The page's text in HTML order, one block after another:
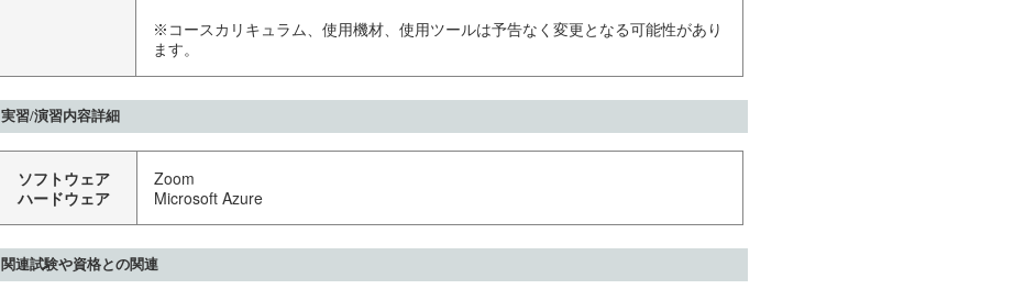
※コースカリキュラム、使用機材、使用ツールは予告なく変更となる可能性があり
ます。
実習/演習内容詳細
ソフトウェア
ハードウェア
Zoom
Microsoft Azure
関連試験や資格との関連